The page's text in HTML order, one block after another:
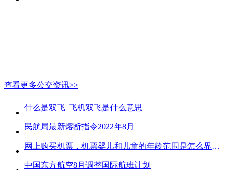
查看更多公交资讯>>
什么是双飞_飞机双飞是什么意思
民航局最新熔断指令2022年8月
网上购买机票，机票婴儿和儿童的年龄范围是怎么界定的？
中国东方航空8月调整国际航班计划